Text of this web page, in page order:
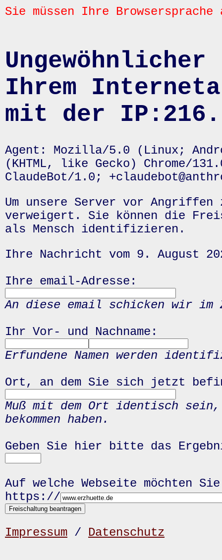
Sie müssen Ihre
Ihrem
mit der
Agent: Mozilla/5.0 (Linux;
(KHTML, like Gecko) Chrome/
ClaudeBot/1.0;
Um unsere Server vor
verweigert. Sie können die
als Mensch identifizieren.
Ihre Nachricht vom 9. August
Ihre email-Adresse:
An diese email schicken wir
Ihr Vor- und Nachname:
Erfundene Namen werden
Ort, an dem Sie sich jetzt
Muß mit dem Ort identisch
bekommen haben.
Geben Sie hier bitte das
Auf welche Webseite möchten
https://
Impressum / Datenschutz